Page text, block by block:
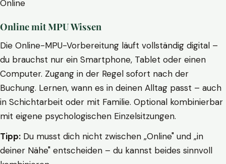
Online
Online mit MPU Wissen
Die Online-MPU-Vorbereitung läuft vollständig digital –
du brauchst nur ein Smartphone, Tablet oder einen
Computer. Zugang in der Regel sofort nach der
Buchung. Lernen, wann es in deinen Alltag passt – auch
in Schichtarbeit oder mit Familie. Optional kombinierbar
mit eigene psychologischen Einzelsitzungen.
Tipp: Du musst dich nicht zwischen „Online" und „in
deiner Nähe" entscheiden – du kannst beides sinnvoll